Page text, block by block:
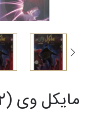
مایکل وی (2)